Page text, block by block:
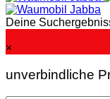
Deine
×
unverbindliche